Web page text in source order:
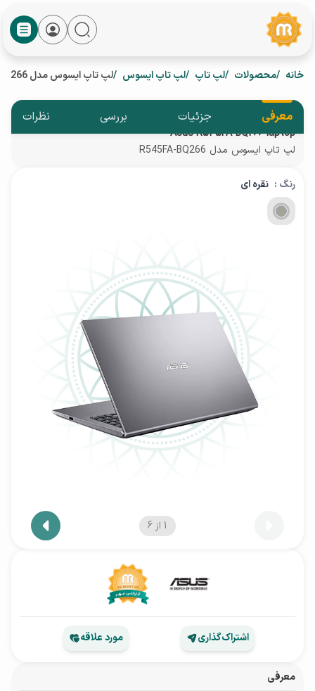
خانه محصولات لپ تاپ لپ تاپ ایسوس لپ تاپ ایسوس مدل R545FA-BQ266
معرفی جزئیات بررسی نظرات
Asus R545FA-BQ266 laptop
لپ تاپ ایسوس مدل R545FA-BQ266
رنگ : نقره ای
1 از 6
اشتراک‌گذاری مورد علاقه
معرفی